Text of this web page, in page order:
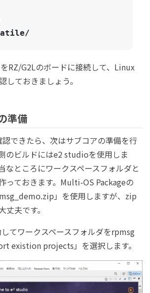
RZ/G2Lのボードに接続して、Linux
しておきましょう。
準備
できたら、次はサブコアの準備を行
のビルドにはe2 studioを使用しま
なところにワークスペースフォルダと
っておきます。Multi-OS Packageの
」を使用しますが、zip
丈夫です。
てワークスペースフォルダをrpmsg
existion projects」を選択します。